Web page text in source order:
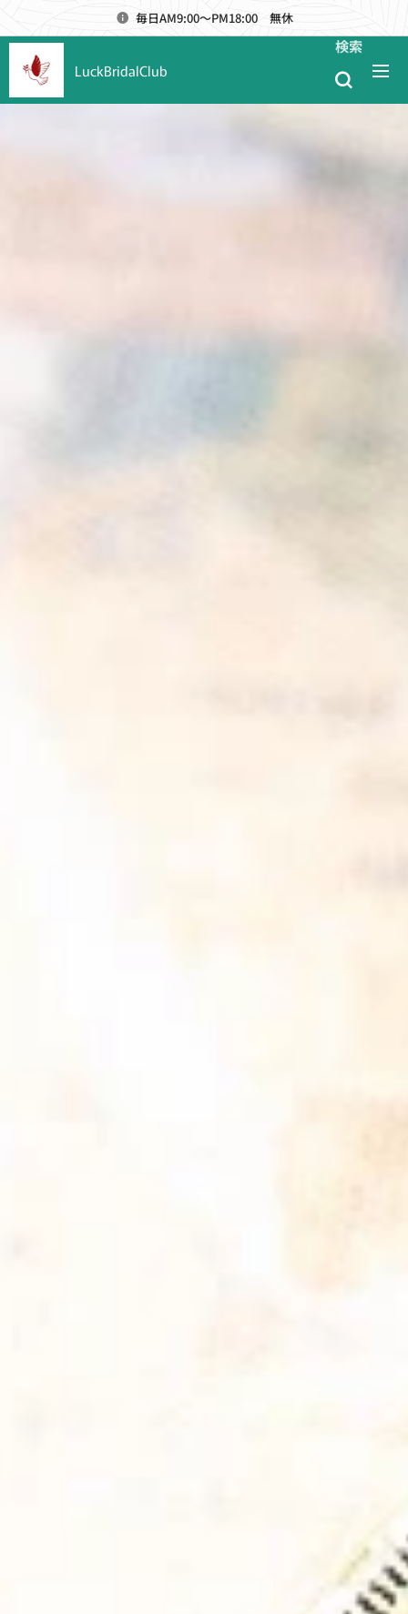
毎日AM9:00～PM18:00 無休
LuckBridalClub
検索